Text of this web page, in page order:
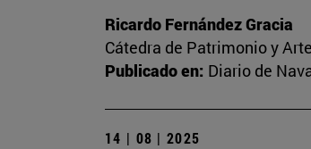
Ricardo Fernández Gracia
Cátedra de Patrimonio y
Publicado en: Diario de
14 | 08 | 2025